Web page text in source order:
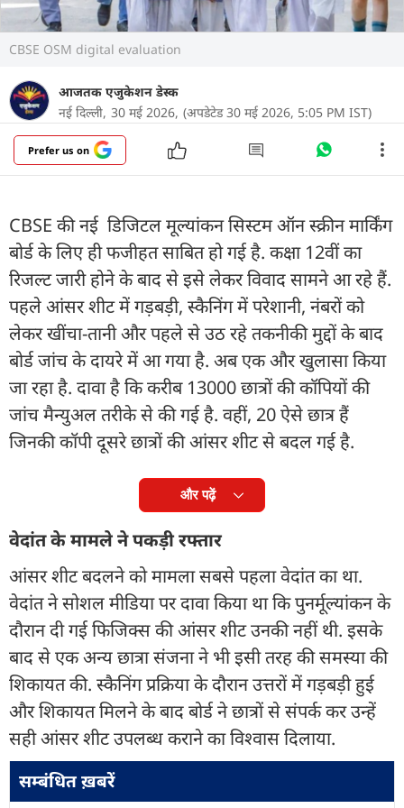
CBSE OSM digital evaluation
आजतक एजुकेशन डेस्क
नई दिल्ली, 30 मई 2026, (अपडेटेड 30 मई 2026, 5:05 PM IST)
Prefer us on
CBSE की नई डिजिटल मूल्यांकन सिस्टम ऑन स्क्रीन मार्किंग
बोर्ड के लिए ही फजीहत साबित हो गई है. कक्षा 12वीं का
रिजल्ट जारी होने के बाद से इसे लेकर विवाद सामने आ रहे हैं.
पहले आंसर शीट में गड़बड़ी, स्कैनिंग में परेशानी, नंबरों को
लेकर खींचा-तानी और पहले से उठ रहे तकनीकी मुद्दों के बाद
बोर्ड जांच के दायरे में आ गया है. अब एक और खुलासा किया
जा रहा है. दावा है कि करीब 13000 छात्रों की कॉपियों की
जांच मैन्युअल तरीके से की गई है. वहीं, 20 ऐसे छात्र हैं
जिनकी कॉपी दूसरे छात्रों की आंसर शीट से बदल गई है.
और पढ़ें
वेदांत के मामले ने पकड़ी रफ्तार
आंसर शीट बदलने को मामला सबसे पहला वेदांत का था.
वेदांत ने सोशल मीडिया पर दावा किया था कि पुनर्मूल्यांकन के
दौरान दी गई फिजिक्स की आंसर शीट उनकी नहीं थी. इसके
बाद से एक अन्य छात्रा संजना ने भी इसी तरह की समस्या की
शिकायत की. स्कैनिंग प्रक्रिया के दौरान उत्तरों में गड़बड़ी हुई
और शिकायत मिलने के बाद बोर्ड ने छात्रों से संपर्क कर उन्हें
सही आंसर शीट उपलब्ध कराने का विश्वास दिलाया.
सम्बंधित ख़बरें